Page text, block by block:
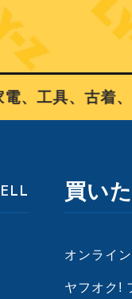
具、古着、
買い
オンライ
ヤフオク!